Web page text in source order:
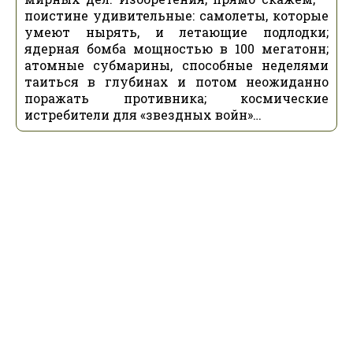
поистине удивительные: самолеты, которые
умеют нырять, и летающие подлодки;
ядерная бомба мощностью в 100 мегатонн;
атомные субмарины, способные неделями
таиться в глубинах и потом неожиданно
поражать противника; космические
истребители для «звездных войн»…